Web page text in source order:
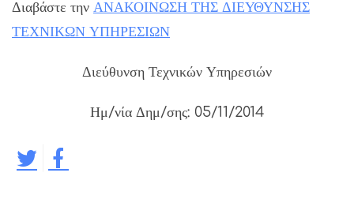
Διαβάστε την ΑΝΑΚΟΙΝΩΣΗ ΤΗΣ ΔΙΕΥΘΥΝΣΗΣ
ΤΕΧΝΙΚΩΝ ΥΠΗΡΕΣΙΩΝ
Διεύθυνση Τεχνικών Υπηρεσιών
Ημ/νία Δημ/σης: 05/11/2014